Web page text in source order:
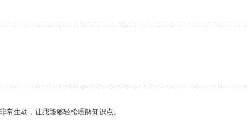
生动，让我能够轻松理解知识点。